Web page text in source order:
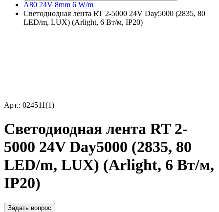
A80 24V 8mm 6 W/m
Светодиодная лента RT 2-5000 24V Day5000 (2835, 80
LED/m, LUX) (Arlight, 6 Вт/м, IP20)
Арт.: 024511(1)
Светодиодная лента RT 2-
5000 24V Day5000 (2835, 80
LED/m, LUX) (Arlight, 6 Вт/м,
IP20)
Задать вопрос